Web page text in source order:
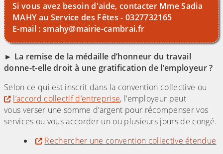
Si vous avez besoin d'aide, contacter Mme Sadia
MAHY au Service des Fêtes - 0327732165
E-mail : smahy@mairie-cambrai.fr
► La remise de la médaille d’honneur du travail
donne-t-elle droit à une gratification de l’employeur ?
Selon ce qui est inscrit dans la convention collective ou
l’accord collectif d’entreprise, l’employeur peut
vous verser une somme d’argent pour récompenser vos
services ou vous accorder un ou plusieurs jours de congé.
Rechercher une convention collective étendue